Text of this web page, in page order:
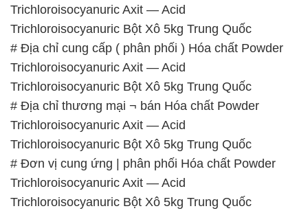
Trichloroisocyanuric Axit — Acid
Trichloroisocyanuric Bột Xô 5kg Trung Quốc
# Địa chỉ cung cấp ( phân phối ) Hóa chất Powder
Trichloroisocyanuric Axit — Acid
Trichloroisocyanuric Bột Xô 5kg Trung Quốc
# Địa chỉ thương mại ¬ bán Hóa chất Powder
Trichloroisocyanuric Axit — Acid
Trichloroisocyanuric Bột Xô 5kg Trung Quốc
# Đơn vị cung ứng | phân phối Hóa chất Powder
Trichloroisocyanuric Axit — Acid
Trichloroisocyanuric Bột Xô 5kg Trung Quốc